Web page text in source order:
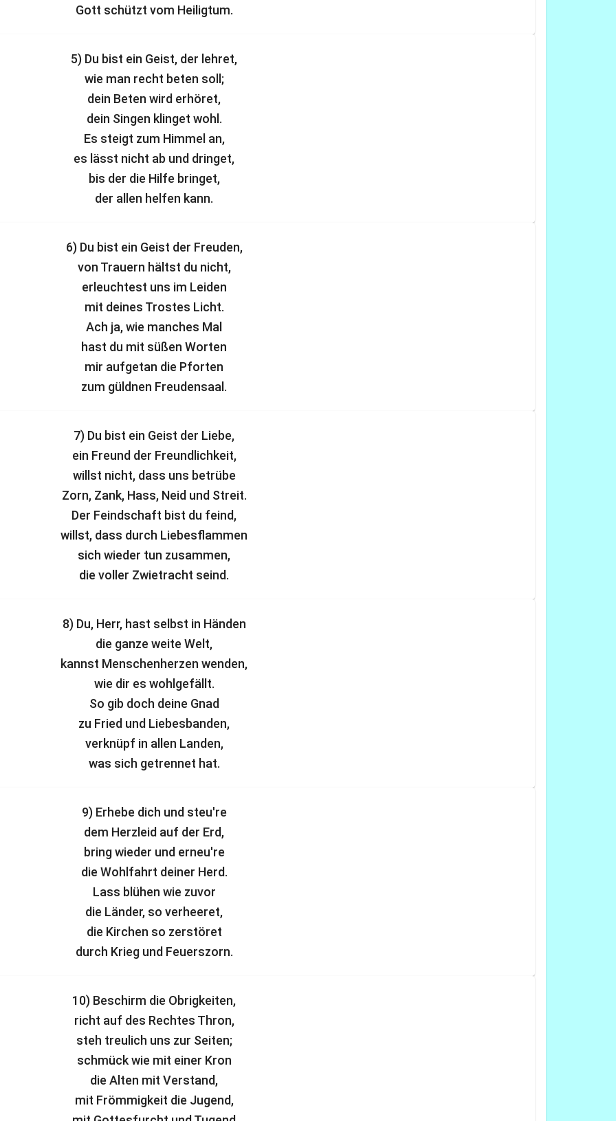
Gott schützt vom Heiligtum.
5) Du bist ein Geist, der lehret,
wie man recht beten soll;
dein Beten wird erhöret,
dein Singen klinget wohl.
Es steigt zum Himmel an,
es lässt nicht ab und dringet,
bis der die Hilfe bringet,
der allen helfen kann.
6) Du bist ein Geist der Freuden,
von Trauern hältst du nicht,
erleuchtest uns im Leiden
mit deines Trostes Licht.
Ach ja, wie manches Mal
hast du mit süßen Worten
mir aufgetan die Pforten
zum güldnen Freudensaal.
7) Du bist ein Geist der Liebe,
ein Freund der Freundlichkeit,
willst nicht, dass uns betrübe
Zorn, Zank, Hass, Neid und Streit.
Der Feindschaft bist du feind,
willst, dass durch Liebesflammen
sich wieder tun zusammen,
die voller Zwietracht seind.
8) Du, Herr, hast selbst in Händen
die ganze weite Welt,
kannst Menschenherzen wenden,
wie dir es wohlgefällt.
So gib doch deine Gnad
zu Fried und Liebesbanden,
verknüpf in allen Landen,
was sich getrennet hat.
9) Erhebe dich und steu're
dem Herzleid auf der Erd,
bring wieder und erneu're
die Wohlfahrt deiner Herd.
Lass blühen wie zuvor
die Länder, so verheeret,
die Kirchen so zerstöret
durch Krieg und Feuerszorn.
10) Beschirm die Obrigkeiten,
richt auf des Rechtes Thron,
steh treulich uns zur Seiten;
schmück wie mit einer Kron
die Alten mit Verstand,
mit Frömmigkeit die Jugend,